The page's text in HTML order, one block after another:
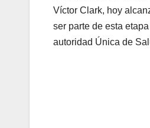
Víctor Clark, hoy
ser parte de esta
autoridad Única de